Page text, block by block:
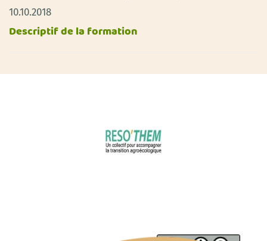
10.10.2018
Descriptif de la formation